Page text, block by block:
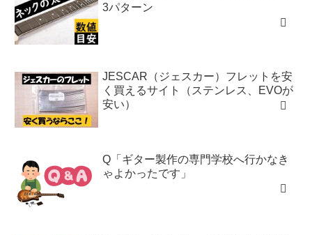
3パターン
JESCAR（ジェスカー）フレットを安
く買えるサイト（ステンレス、EVOが
安い）
Q「ギター製作の専門学校へ行かなき
ゃよかったです」